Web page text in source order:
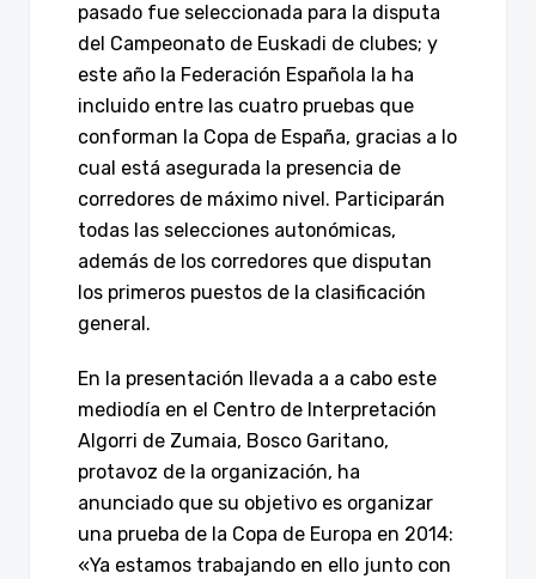
pasado fue seleccionada para la disputa
del Campeonato de Euskadi de clubes; y
este año la Federación Española la ha
incluido entre las cuatro pruebas que
conforman la Copa de España, gracias a lo
cual está asegurada la presencia de
corredores de máximo nivel. Participarán
todas las selecciones autonómicas,
además de los corredores que disputan
los primeros puestos de la clasificación
general.
En la presentación llevada a a cabo este
mediodía en el Centro de Interpretación
Algorri de Zumaia, Bosco Garitano,
protavoz de la organización, ha
anunciado que su objetivo es organizar
una prueba de la Copa de Europa en 2014:
«Ya estamos trabajando en ello junto con